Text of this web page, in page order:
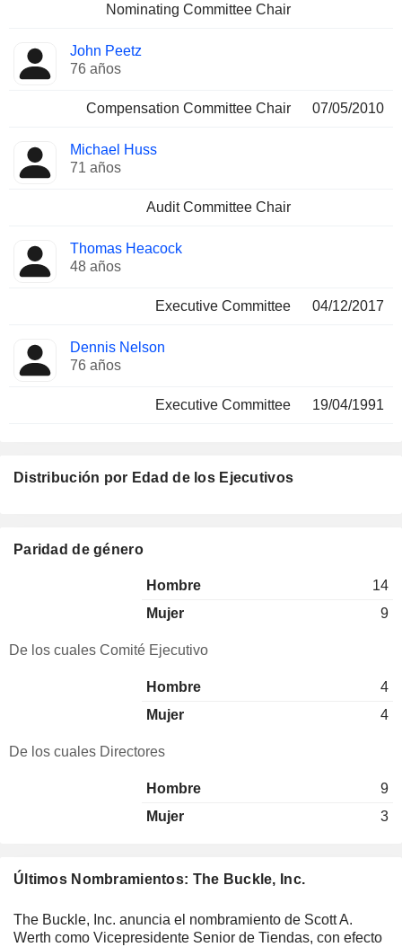
Nominating Committee Chair
John Peetz
76 años
Compensation Committee Chair 07/05/2010
Michael Huss
71 años
Audit Committee Chair
Thomas Heacock
48 años
Executive Committee 04/12/2017
Dennis Nelson
76 años
Executive Committee 19/04/1991
Últimos Nombramientos: The Buckle, Inc.
The Buckle, Inc. anuncia el nombramiento de Scott A.
Werth como Vicepresidente Senior de Tiendas, con efecto
Distribución por Edad de los Ejecutivos
Paridad de género
Hombre
14
Mujer
9
De los cuales Comité Ejecutivo
Hombre
4
Mujer
4
De los cuales Directores
Hombre
9
Mujer
3